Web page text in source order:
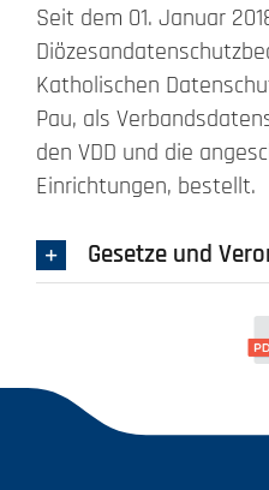
for:
Seit dem 01. Januar
Katholischen
Pau, als
den VDD und die
Einrichtungen, bestellt.
Gesetze und